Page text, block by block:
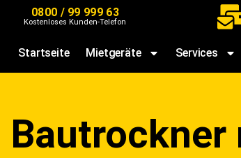
0800 / 99 999 63
Kostenloses Kunden-Telefon
Startseite Mietgeräte Services
Bautrockner